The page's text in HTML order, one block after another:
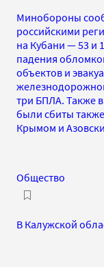
Минобороны
российскими
на Кубани — 53 и
падения
объектов и
три БПЛА. Также
были сбиты
Крымом и
Общество
В Калужской